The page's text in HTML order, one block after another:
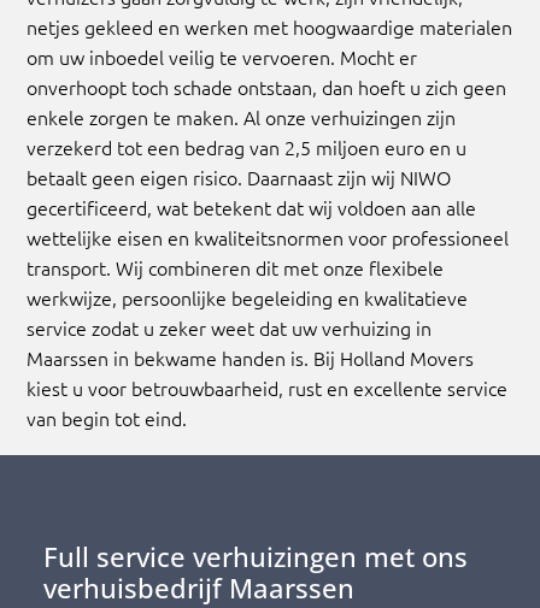
netjes gekleed en werken met hoogwaardige materialen
om uw inboedel veilig te vervoeren. Mocht er
onverhoopt toch schade ontstaan, dan hoeft u zich geen
enkele zorgen te maken. Al onze verhuizingen zijn
verzekerd tot een bedrag van 2,5 miljoen euro en u
betaalt geen eigen risico. Daarnaast zijn wij NIWO
gecertificeerd, wat betekent dat wij voldoen aan alle
wettelijke eisen en kwaliteitsnormen voor professioneel
transport. Wij combineren dit met onze flexibele
werkwijze, persoonlijke begeleiding en kwalitatieve
service zodat u zeker weet dat uw verhuizing in
Maarssen in bekwame handen is. Bij Holland Movers
kiest u voor betrouwbaarheid, rust en excellente service
van begin tot eind.
Full service verhuizingen met ons
verhuisbedrijf Maarssen